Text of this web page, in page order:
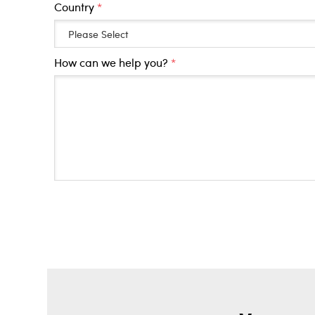
Country*
How can we help you?*